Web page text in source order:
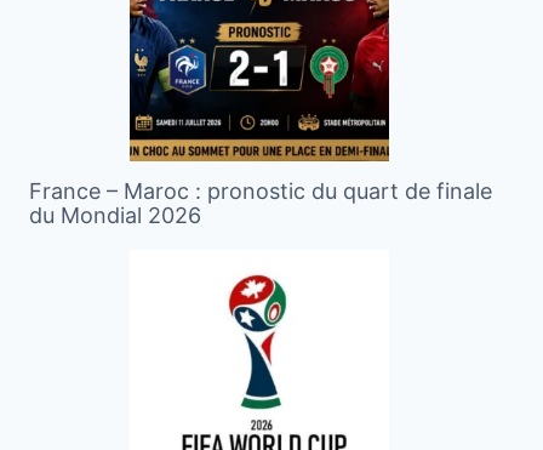
France – Maroc : pronostic du quart de finale
du Mondial 2026